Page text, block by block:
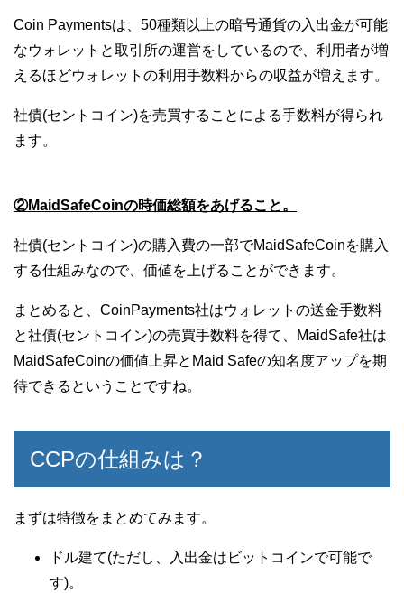
Coin Paymentsは、50種類以上の暗号通貨の入出金が可能
なウォレットと取引所の運営をしているので、利用者が増
えるほどウォレットの利用手数料からの収益が増えます。
社債(セントコイン)を売買することによる手数料が得られ
ます。
②MaidSafeCoinの時価総額をあげること。
社債(セントコイン)の購入費の一部でMaidSafeCoinを購入
する仕組みなので、価値を上げることができます。
まとめると、CoinPayments社はウォレットの送金手数料
と社債(セントコイン)の売買手数料を得て、MaidSafe社は
MaidSafeCoinの価値上昇とMaid Safeの知名度アップを期
待できるということですね。
CCPの仕組みは？
まずは特徴をまとめてみます。
ドル建て(ただし、入出金はビットコインで可能で
す)。